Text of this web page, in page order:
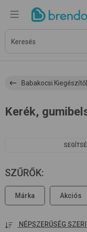
Babakocsi
Kerék,
SZŰRŐK:
Márka Akciós
NÉPSZERŰSÉG